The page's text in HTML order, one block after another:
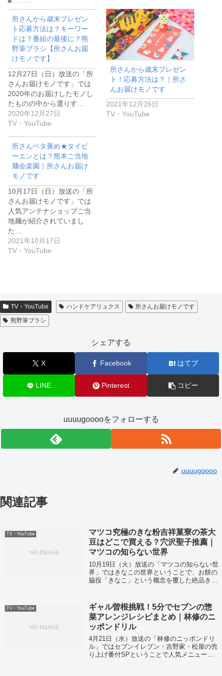
所さんから歳末プレゼン
ト応募方法は？キーワー
ドは？番組の最後に？熊
野筆ブラシ【所さんお届
けモノです】
12月27日（日）放送の「所
さんお届けモノです」では
2020年のお届けしたモノし
たものの中から選りす…
2020年12月27日
TV・YouTube
所さんから歳末プレゼン
ト！応募方法は？｜所さ
んお届けモノです
2021年12月26日
TV・YouTube
所さんベタ褒め★タイピ
ーエンとは？熊本ご当地
麺会楽園｜所さんお届け
モノです
10月17日（日）放送の「所
さんお届けモノです」では
人気アンテナショップご当
地麺が紹介されていまし
た…
2021年10月17日
TV・YouTube
TV・YouTube ハンドケアリュクス
所さんお届けモノです
熊野筆ブラシ
シェアする
X Facebook はてブ
LINE Pinterest コピー
uuuugooooをフォローする
uuuugoooo
関連記事
TV・YouTube
マツコ究極のきな粉吉祥菓寮の茶大
豆はどこで買える？穴沢聖子推薦｜
マツコの知らない世界
10月19日（火）放送の「マツコの知らない世
界」ではきなこの世界ということで、お餅の
脇役「きなこ」という概念を覆した絶品きな
TV・YouTube
ギャル曽根挑戦！5分でセブンの惣
菜アレンジレシピまとめ｜林修のニ
ッポンドリル
4月21日（水）放送の「林修のニッポンドリ
ル」ではセブンイレブン・吉野家・松屋の売
り上げ番付SPということで人気メニューな